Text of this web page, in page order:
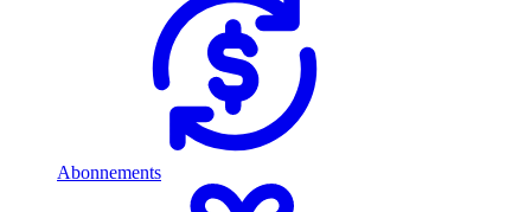
Abonnements